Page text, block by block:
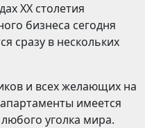
ХХ столетия
бизнеса сегодня
сразу в нескольких
и всех желающих на
имеется
уголка мира.